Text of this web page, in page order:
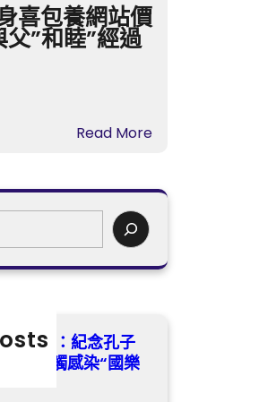
紀
沉
觸
的
時
開
包
日
喜包養網站價
”和睦”經過
Read More:
孫
喜
瀏陽：紀念孔子
醉式感觸感染“國樂